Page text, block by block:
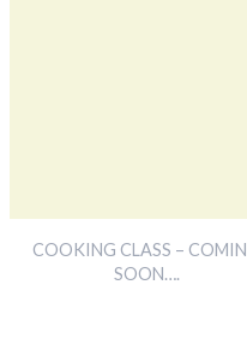
COOKING CLASS –
SOON….